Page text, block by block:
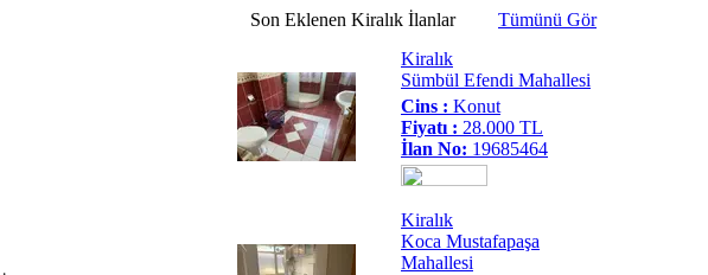
Son Eklenen Kiralık İlanlar
Tümünü Gör
Kiralık
Sümbül Efendi Mahallesi
Cins : Konut
Fiyatı : 28.000 TL
İlan No: 19685464
Kiralık
Koca Mustafapaşa
Mahallesi